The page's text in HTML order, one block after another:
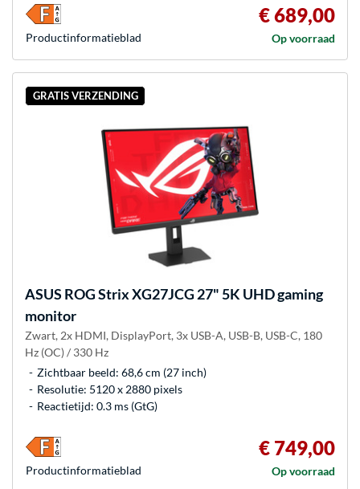
€ 689,00
Op voorraad
Product­informatieblad
GRATIS VERZENDING
ASUS ROG Strix XG27JCG 27" 5K UHD gaming
monitor
Zwart, 2x HDMI, DisplayPort, 3x USB-A, USB-B, USB-C, 180
Hz (OC) / 330 Hz
Zichtbaar beeld: 68,6 cm (27 inch)
Resolutie: 5120 x 2880 pixels
Reactietijd: 0.3 ms (GtG)
€ 749,00
Op voorraad
Product­informatieblad